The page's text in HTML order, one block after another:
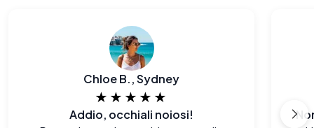
Chloe B., Sydney
★★★★★
Addio, occhiali noiosi!